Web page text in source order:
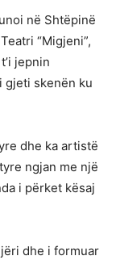
në Shtëpinë
“Migjeni”,
jepnin
gjeti skenën ku
dhe ka artistë
ngjan me një
i përket kësaj
dhe i formuar